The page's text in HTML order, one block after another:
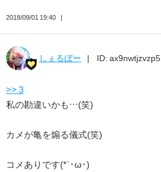
2018/09/01 19:40
しぇるぼー ID: ax9nwtjzvzp5
>> 3
私の勘違いかも…(笑)
カメが亀を煽る儀式(笑)
コメありです(*`･ω･)ゞ